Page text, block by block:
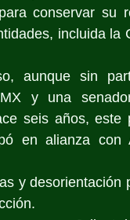
conservar su
incluida la
aunque sin
y una
seis años, este
en alianza con
y desorientación